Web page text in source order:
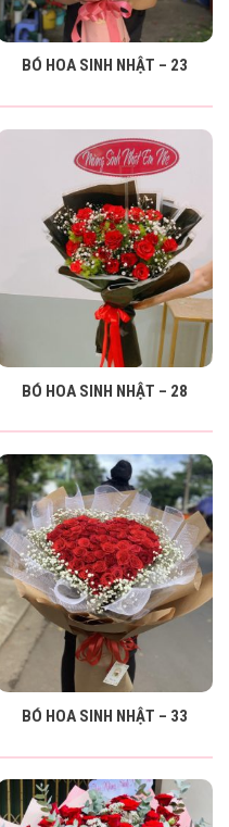
BÓ HOA SINH NHẬT – 23
BÓ HOA SINH NHẬT – 28
BÓ HOA SINH NHẬT – 33